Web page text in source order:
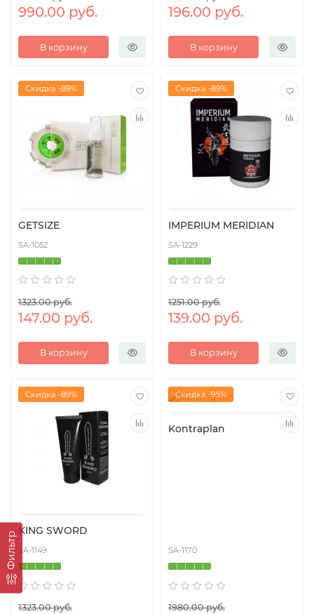
Фильтр
990.00 руб.
В корзину
196.00 руб.
В корзину
Скидка -89%
GETSIZE
SA-1052
1323.00 руб.
147.00 руб.
В корзину
Скидка -89%
IMPERIUM MERIDIAN
SA-1229
1251.00 руб.
139.00 руб.
В корзину
Скидка -89%
KING SWORD
SA-1149
1323.00 руб.
Скидка -95%
Kontraplan
SA-1170
1980.00 руб.